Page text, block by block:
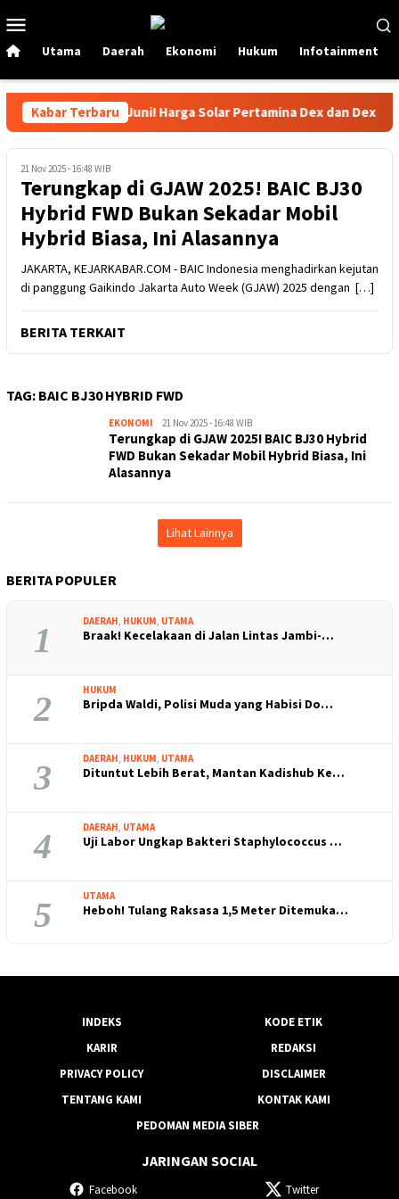
ke
konten
Mobile
Utama Daerah Ekonomi Hukum Infotainment
Kabar Terbaru
Gembira Per 1 Juni! Harga Solar Pertamina Dex dan Dexlite
21 Nov 2025 - 16:48 WIB
Terungkap di GJAW 2025! BAIC BJ30
Hybrid FWD Bukan Sekadar Mobil
Hybrid Biasa, Ini Alasannya
JAKARTA, KEJARKABAR.COM - BAIC Indonesia menghadirkan kejutan
di panggung Gaikindo Jakarta Auto Week (GJAW) 2025 dengan […]
BERITA TERKAIT
TAG: BAIC BJ30 HYBRID FWD
EKONOMI Kejar
Kabar
21 Nov 2025 - 16:48 WIB
Terungkap di GJAW 2025! BAIC BJ30 Hybrid
FWD Bukan Sekadar Mobil Hybrid Biasa, Ini
Alasannya
Lihat Lainnya
BERITA POPULER
1 DAERAH, HUKUM, UTAMA
Braak! Kecelakaan di Jalan Lintas Jambi-…
2 HUKUM
Bripda Waldi, Polisi Muda yang Habisi Do…
3 DAERAH, HUKUM, UTAMA
Dituntut Lebih Berat, Mantan Kadishub Ke…
4 DAERAH, UTAMA
Uji Labor Ungkap Bakteri Staphylococcus …
5 UTAMA
Heboh! Tulang Raksasa 1,5 Meter Ditemuka…
INDEKS
KODE ETIK
KARIR
REDAKSI
PRIVACY POLICY
DISCLAIMER
TENTANG KAMI
KONTAK KAMI
PEDOMAN MEDIA SIBER
JARINGAN SOCIAL
Facebook Twitter